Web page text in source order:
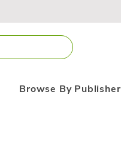
Browse By Publisher